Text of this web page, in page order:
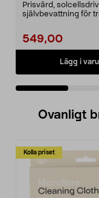
Prisvärd,
självbevattning för
549,00
Lägg i
Ovanligt
Kolla priset